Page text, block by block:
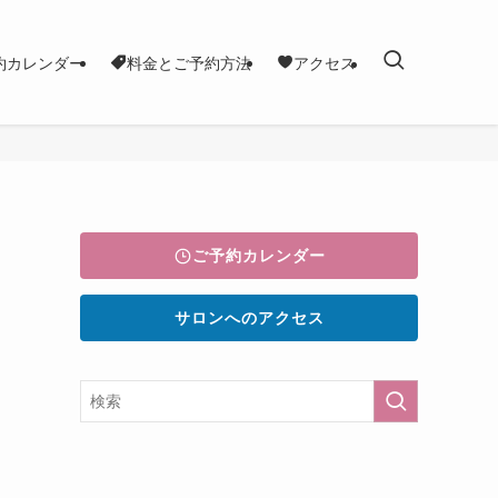
カレンダー 料金とご予約方法 アクセス
ご予約カレンダー
サロンへのアクセス